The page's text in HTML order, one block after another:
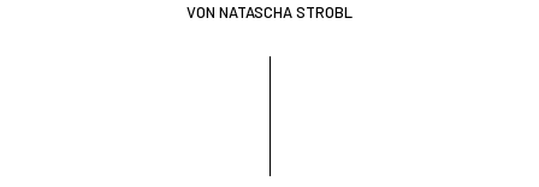
VON NATASCHA STROBL